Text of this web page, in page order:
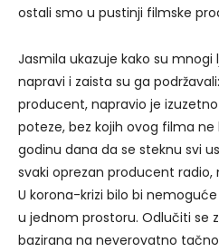
ostali smo u pustinji filmske
Jasmila ukazuje kako su mnogi
napravi i zaista su ga
producent, napravio je
poteze, bez kojih ovog filma ne
godinu dana da se steknu svi
svaki oprezan producent radio,
U korona-krizi bilo bi
u jednom prostoru. Odlučiti se
bazirana na neverovatno